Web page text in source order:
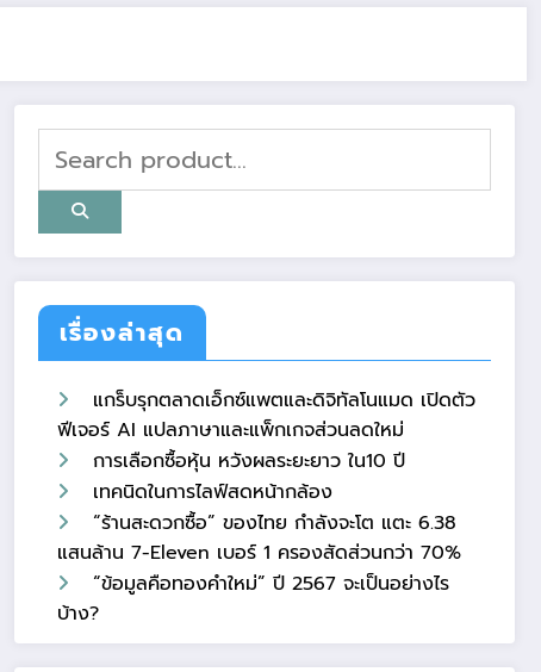
เรื่องล่าสุด
แกร็บรุกตลาดเอ็กซ์แพตและดิจิทัลโนแมด เปิดตัว
ฟีเจอร์ AI แปลภาษาและแพ็กเกจส่วนลดใหม่
การเลือกซื้อหุ้น หวังผลระยะยาว ใน10 ปี
เทคนิดในการไลฟ์สดหน้ากล้อง
“ร้านสะดวกซื้อ” ของไทย กำลังจะโต แตะ 6.38
แสนล้าน 7-Eleven เบอร์ 1 ครองสัดส่วนกว่า 70%
“ข้อมูลคือทองคำใหม่” ปี 2567 จะเป็นอย่างไร
บ้าง?